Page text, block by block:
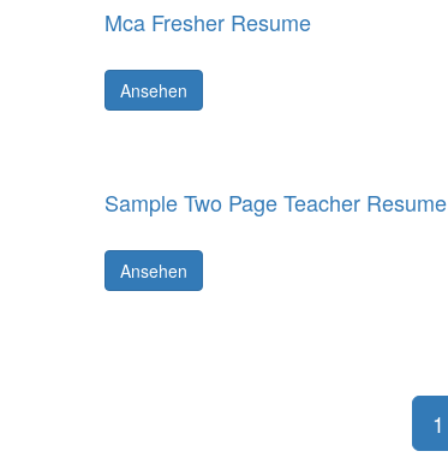
Mca Fresher Resume
Ansehen
Sample Two Page Teacher Resume
Ansehen
1